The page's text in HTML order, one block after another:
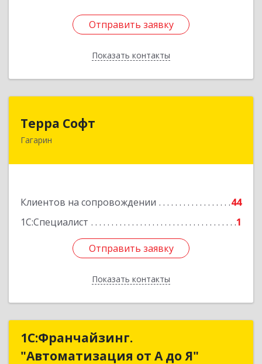
Отправить заявку
Показать контакты
Отправить заявку
Назад
Терра Софт
Гагарин
Клиентов на сопровождении
44
1С:Специалист
1
Отправить заявку
Показать контакты
215010, Смоленская обл, Гагарин г, Ленина ул,
Отправить заявку
Назад
1С:Франчайзинг.
"Автоматизация от А до Я"
1С:Франчайзинг.
"Автоматизация от А до Я"